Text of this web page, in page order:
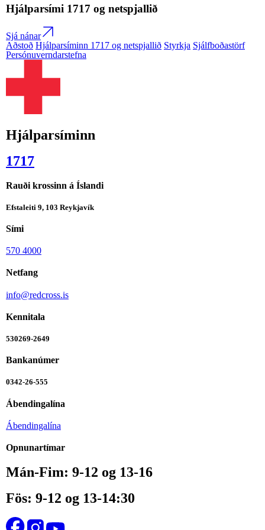
Hjálparsími 1717 og netspjallið
Sjá nánar
Aðstoð Hjálparsíminn 1717 og netspjallið Styrkja Sjálfboðastörf
Persónuverndarstefna
Hjálparsíminn
1717
Rauði krossinn á Íslandi
Efstaleiti 9, 103 Reykjavík
Sími
570 4000
Netfang
info@redcross.is
Kennitala
530269-2649
Bankanúmer
0342-26-555
Ábendingalína
Ábendingalína
Opnunartímar
Mán-Fim: 9-12 og 13-16
Fös: 9-12 og 13-14:30